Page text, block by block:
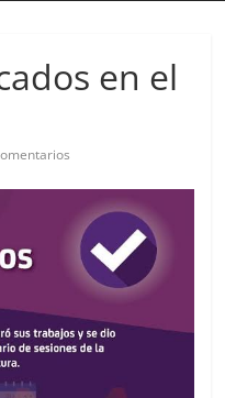
en el